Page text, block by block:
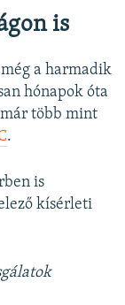
is
a harmadik
hónapok óta
több mint
.
is
kísérleti